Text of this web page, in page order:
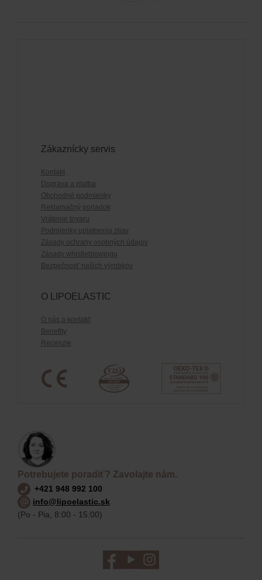
Zákaznícky servis
Kontakt
Doprava a platba
Obchodné podmienky
Reklamačný poriadok
Vrátenie tovaru
Podmienky uplatnenia zliav
Zásady ochrany osobných údajov
Zásady whistleblowingu
Bezpečnosť našich výrobkov
O LIPOELASTIC
O nás a kontakt
Benefity
Recenzie
Potrebujete poradiť? Zavolajte nám.
+421 948 992 100
info@lipoelastic.sk
(Po - Pia, 8:00 - 15:00)